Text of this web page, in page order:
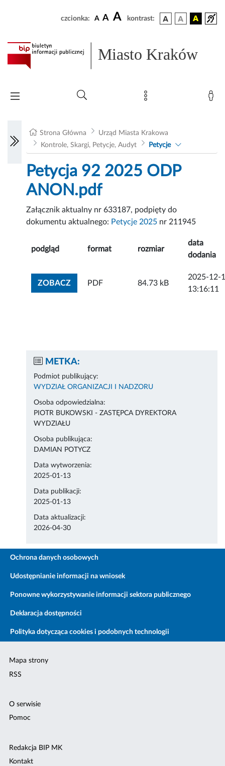
czcionka: A A A kontrast:
Miasto Kraków
Strona Główna
Urząd Miasta Krakowa
Kontrole, Skargi, Petycje, Audyt
Petycje
Petycja 92 2025 ODP
ANON.pdf
Załącznik aktualny nr 633187, podpięty do
dokumentu aktualnego: Petycje 2025 nr 211945
podgląd format rozmiar
data
dodania
ZOBACZZOBACZ ZAŁĄCZNIK
PDF 84.73 kB
2025-12-
13:16:11
METKA:
Podmiot publikujący:
WYDZIAŁ ORGANIZACJI I NADZORU
Osoba odpowiedzialna:
PIOTR BUKOWSKI - ZASTĘPCA DYREKTORA
WYDZIAŁU
Osoba publikująca:
DAMIAN POTYCZ
Data wytworzenia:
2025-01-13
Data publikacji:
2025-01-13
Data aktualizacji:
2026-04-30
Ochrona danych osobowych
Udostępnianie informacji na wniosek
Ponowne wykorzystywanie informacji sektora publicznego
Deklaracja dostępności
Polityka dotycząca cookies i podobnych technologii
Mapa strony
RSS
O serwisie
Pomoc
Redakcja BIP MK
Kontakt